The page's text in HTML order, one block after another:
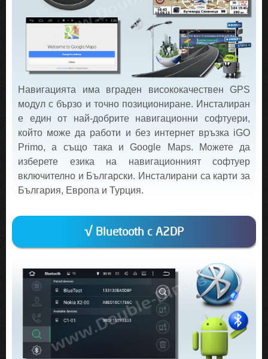
Навигацията има вграден висококачествен GPS
модул с бързо и точно позициониране. Инсталиран
е един от най-добрите навигационни софтуери,
който може да работи и без интернет връзка iGO
Primo, а също така и Google Maps. Можете да
изберете езика на навигационният софтуер
включително и Български. Инсталирани са карти за
България, Европа и Турция.
√ Bluetooth с A2DP